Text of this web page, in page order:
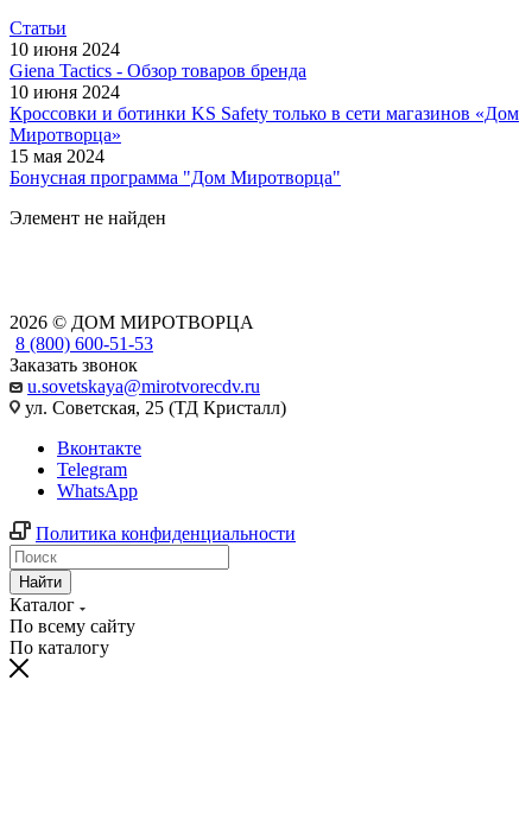
Статьи
10 июня 2024
Giena Tactics - Обзор товаров бренда
10 июня 2024
Кроссовки и ботинки KS Safety только в сети магазинов «Дом
Миротворца»
15 мая 2024
Бонусная программа "Дом Миротворца"
Элемент не найден
2026 © ДОМ МИРОТВОРЦА
8 (800) 600-51-53
Заказать звонок
u.sovetskaya@mirotvorecdv.ru
ул. Советская, 25 (ТД Кристалл)
Вконтакте
Telegram
WhatsApp
Политика конфиденциальности
Найти
Каталог
По всему сайту
По каталогу